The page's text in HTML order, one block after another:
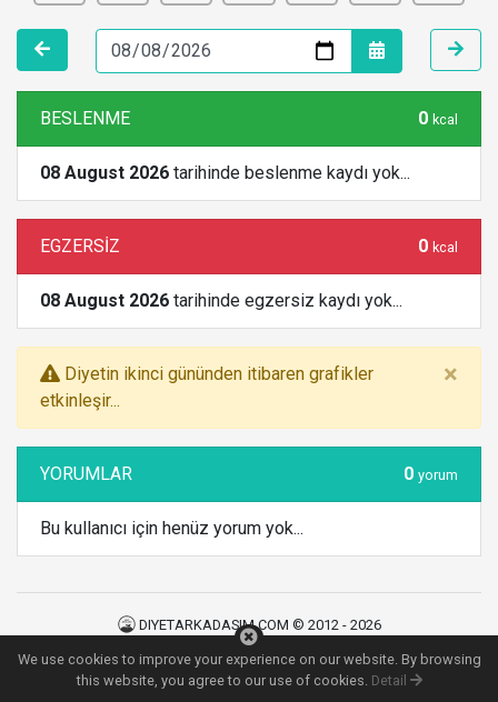
BESLENME 0 kcal
08 August 2026 tarihinde beslenme kaydı yok...
EGZERSİZ 0 kcal
08 August 2026 tarihinde egzersiz kaydı yok...
Diyetin ikinci gününden itibaren grafikler
etkinleşir...
×
YORUMLAR 0 yorum
Bu kullanıcı için henüz yorum yok...
DIYETARKADASIM.COM © 2012 - 2026
Kullanım Şartları
Gizlilik Politikası
İletişim
129MS
We use cookies to improve your experience on our website. By browsing
this website, you agree to our use of cookies. Detail